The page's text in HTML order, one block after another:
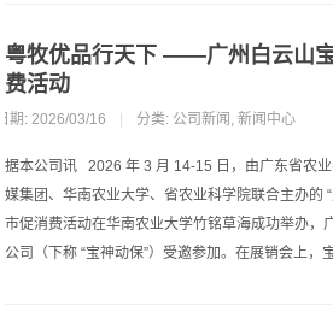
粤牧优品行天下 ——广州白云山
费活动
期: 2026/03/16 分类: 公司新闻 ,新闻中心
据本公司讯 2026 年 3 月 14-15 日，由广东省农
媒集团、华南农业大学、省农业科学院联合主办的
市促消费活动在华南农业大学竹铭草海成功举办，
公司（下称 “宝神动保”）受邀参加。在展销会上，